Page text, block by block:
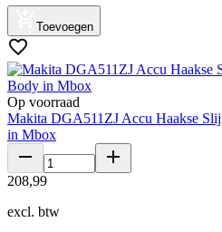
Toevoegen
Op voorraad
Makita DGA511ZJ Accu Haakse
in Mbox
208,99
excl. btw